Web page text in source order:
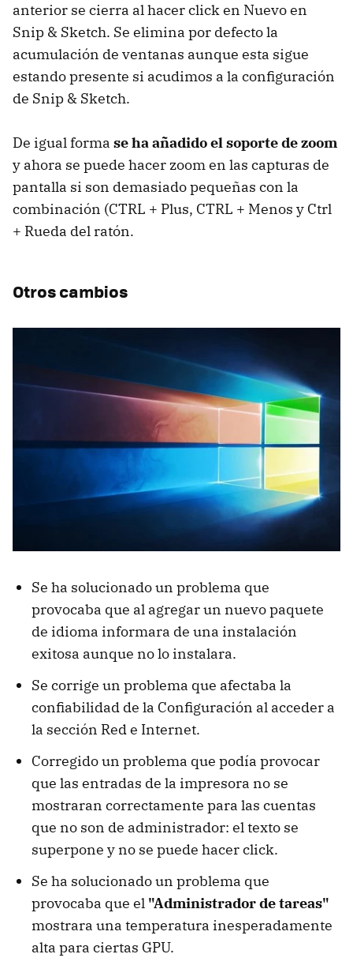
anterior se cierra al hacer click en Nuevo en
Snip & Sketch. Se elimina por defecto la
acumulación de ventanas aunque esta sigue
estando presente si acudimos a la configuración
de Snip & Sketch.
De igual forma se ha añadido el soporte de zoom
y ahora se puede hacer zoom en las capturas de
pantalla si son demasiado pequeñas con la
combinación (CTRL + Plus, CTRL + Menos y Ctrl
+ Rueda del ratón.
Otros cambios
Se ha solucionado un problema que
provocaba que al agregar un nuevo paquete
de idioma informara de una instalación
exitosa aunque no lo instalara.
Se corrige un problema que afectaba la
confiabilidad de la Configuración al acceder a
la sección Red e Internet.
Corregido un problema que podía provocar
que las entradas de la impresora no se
mostraran correctamente para las cuentas
que no son de administrador: el texto se
superpone y no se puede hacer click.
Se ha solucionado un problema que
provocaba que el "Administrador de tareas"
mostrara una temperatura inesperadamente
alta para ciertas GPU.